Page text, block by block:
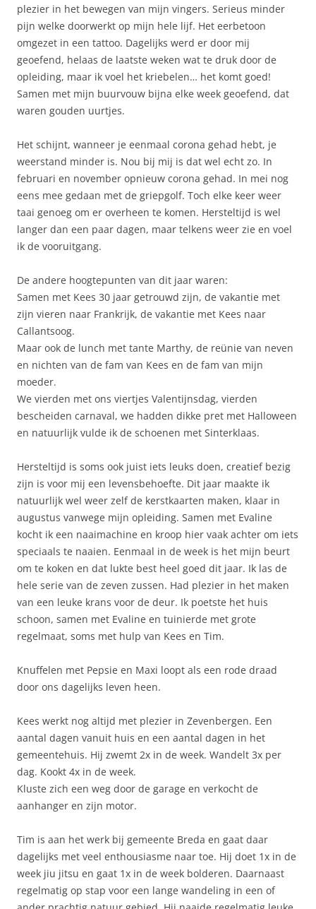
plezier in het bewegen van mijn vingers. Serieus minder
pijn welke doorwerkt op mijn hele lijf. Het eerbetoon
omgezet in een tattoo. Dagelijks werd er door mij
geoefend, helaas de laatste weken wat te druk door de
opleiding, maar ik voel het kriebelen… het komt goed!
Samen met mijn buurvouw bijna elke week geoefend, dat
waren gouden uurtjes.
Het schijnt, wanneer je eenmaal corona gehad hebt, je
weerstand minder is. Nou bij mij is dat wel echt zo. In
februari en november opnieuw corona gehad. In mei nog
eens mee gedaan met de griepgolf. Toch elke keer weer
taai genoeg om er overheen te komen. Hersteltijd is wel
langer dan een paar dagen, maar telkens weer zie en voel
ik de vooruitgang.
De andere hoogtepunten van dit jaar waren:
Samen met Kees 30 jaar getrouwd zijn, de vakantie met
zijn vieren naar Frankrijk, de vakantie met Kees naar
Callantsoog.
Maar ook de lunch met tante Marthy, de reünie van neven
en nichten van de fam van Kees en de fam van mijn
moeder.
We vierden met ons viertjes Valentijnsdag, vierden
bescheiden carnaval, we hadden dikke pret met Halloween
en natuurlijk vulde ik de schoenen met Sinterklaas.
Hersteltijd is soms ook juist iets leuks doen, creatief bezig
zijn is voor mij een levensbehoefte. Dit jaar maakte ik
natuurlijk wel weer zelf de kerstkaarten maken, klaar in
augustus vanwege mijn opleiding. Samen met Evaline
kocht ik een naaimachine en kroop hier vaak achter om iets
speciaals te naaien. Eenmaal in de week is het mijn beurt
om te koken en dat lukte best heel goed dit jaar. Ik las de
hele serie van de zeven zussen. Had plezier in het maken
van een leuke krans voor de deur. Ik poetste het huis
schoon, samen met Evaline en tuinierde met grote
regelmaat, soms met hulp van Kees en Tim.
Knuffelen met Pepsie en Maxi loopt als een rode draad
door ons dagelijks leven heen.
Kees werkt nog altijd met plezier in Zevenbergen. Een
aantal dagen vanuit huis en een aantal dagen in het
gemeentehuis. Hij zwemt 2x in de week. Wandelt 3x per
dag. Kookt 4x in de week.
Kluste zich een weg door de garage en verkocht de
aanhanger en zijn motor.
Tim is aan het werk bij gemeente Breda en gaat daar
dagelijks met veel enthousiasme naar toe. Hij doet 1x in de
week jiu jitsu en gaat 1x in de week bolderen. Daarnaast
regelmatig op stap voor een lange wandeling in een of